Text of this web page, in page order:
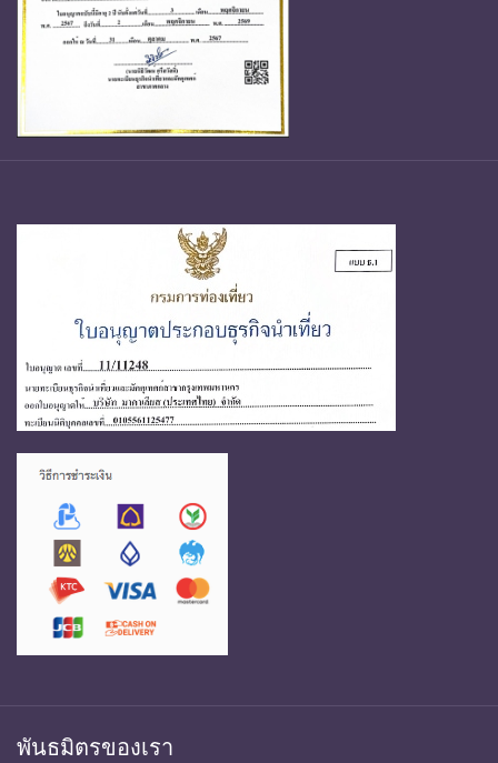
พันธมิตรของเรา